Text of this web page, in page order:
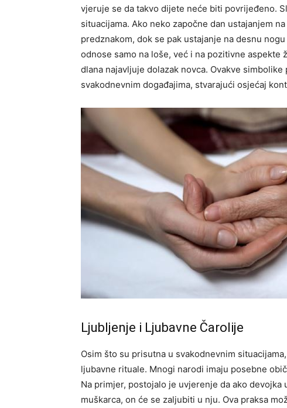
vjeruje se da takvo dijete neće biti povrijeđeno.
situacijama. Ako neko započne dan ustajanjem na
predznakom, dok se pak ustajanje na desnu
odnose samo na loše, već i na pozitivne aspekte
dlana najavljuje dolazak novca. Ovakve
svakodnevnim događajima, stvarajući osjećaj
Ljubljenje i Ljubavne Čarolije
Osim što su prisutna u svakodnevnim
ljubavne rituale. Mnogi narodi imaju posebne
Na primjer, postojalo je uvjerenje da ako
muškarca, on će se zaljubiti u nju. Ova praksa